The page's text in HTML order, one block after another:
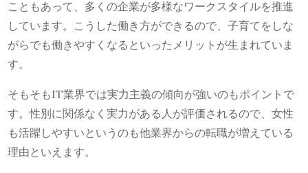
こともあって、多くの企業が多様なワークスタイルを推進
しています。こうした働き方ができるので、子育てをしな
がらでも働きやすくなるといったメリットが生まれていま
す。
そもそもIT業界では実力主義の傾向が強いのもポイントで
す。性別に関係なく実力がある人が評価されるので、女性
も活躍しやすいというのも他業界からの転職が増えている
理由といえます。